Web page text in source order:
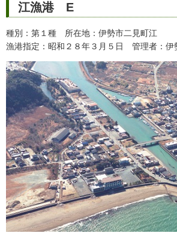
江漁港 E
種別：第１種 所在地：伊勢市二見町江
漁港指定：昭和２８年３月５日 管理者：伊